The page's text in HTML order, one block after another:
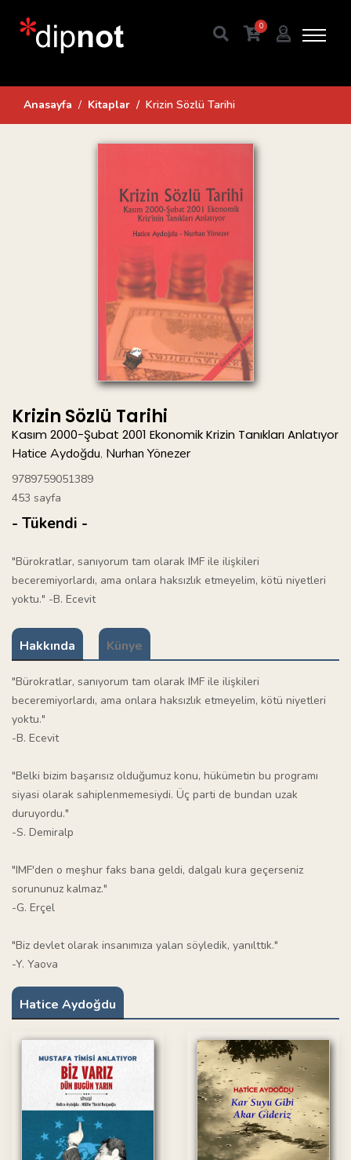
0
Anasayfa Kitaplar Krizin Sözlü Tarihi
Krizin Sözlü Tarihi
Kasım 2000-Şubat 2001 Ekonomik Krizin Tanıkları Anlatıyor
Hatice Aydoğdu, Nurhan Yönezer
9789759051389
453 sayfa
- Tükendi -
"Bürokratlar, sanıyorum tam olarak IMF ile ilişkileri
beceremiyorlardı, ama onlara haksızlık etmeyelim, kötü niyetleri
yoktu." -B. Ecevit
Hakkında Künye
"Bürokratlar, sanıyorum tam olarak IMF ile ilişkileri
beceremiyorlardı, ama onlara haksızlık etmeyelim, kötü niyetleri
yoktu."
-B. Ecevit
"Belki bizim başarısız olduğumuz konu, hükümetin bu programı
siyasi olarak sahiplenmemesiydi. Üç parti de bundan uzak
duruyordu."
-S. Demiralp
"IMF'den o meşhur faks bana geldi, dalgalı kura geçerseniz
sorununuz kalmaz."
-G. Erçel
"Biz devlet olarak insanımıza yalan söyledik, yanılttık."
-Y. Yaova
Hatice Aydoğdu